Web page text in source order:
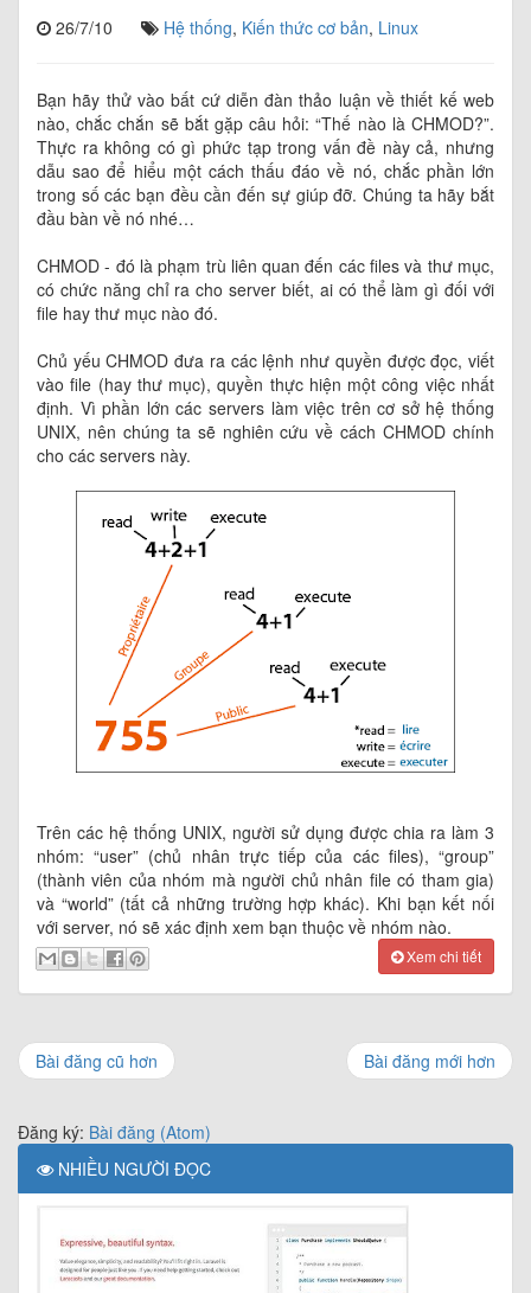
26/7/10 Hệ thống, Kiến thức cơ bản, Linux
Bạn hãy thử vào bất cứ diễn đàn thảo luận về thiết kế web
nào, chắc chắn sẽ bắt gặp câu hỏi: “Thế nào là CHMOD?”.
Thực ra không có gì phức tạp trong vấn đề này cả, nhưng
dẫu sao để hiểu một cách thấu đáo về nó, chắc phần lớn
trong số các bạn đều cần đến sự giúp đỡ. Chúng ta hãy bắt
đầu bàn về nó nhé…
CHMOD - đó là phạm trù liên quan đến các files và thư mục,
có chức năng chỉ ra cho server biết, ai có thể làm gì đối với
file hay thư mục nào đó.
Chủ yếu CHMOD đưa ra các lệnh như quyền được đọc, viết
vào file (hay thư mục), quyền thực hiện một công việc nhất
định. Vì phần lớn các servers làm việc trên cơ sở hệ thống
UNIX, nên chúng ta sẽ nghiên cứu về cách CHMOD chính
cho các servers này.
Trên các hệ thống UNIX, người sử dụng được chia ra làm 3
nhóm: “user” (chủ nhân trực tiếp của các files), “group”
(thành viên của nhóm mà người chủ nhân file có tham gia)
và “world” (tất cả những trường hợp khác). Khi bạn kết nối
với server, nó sẽ xác định xem bạn thuộc về nhóm nào.
Xem chi tiết
Bài đăng mới hơn
Bài đăng cũ hơn
Đăng ký: Bài đăng (Atom)
NHIỀU NGƯỜI ĐỌC